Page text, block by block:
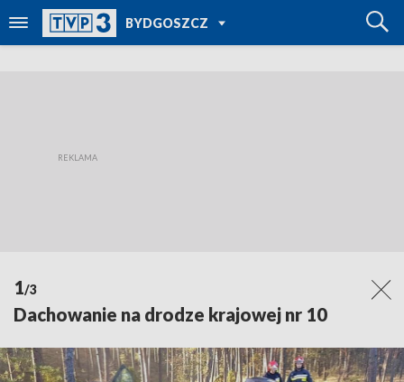
BYDGOSZCZ
TVP REGIONY
1/3
Dachowanie na drodze krajowej nr 10